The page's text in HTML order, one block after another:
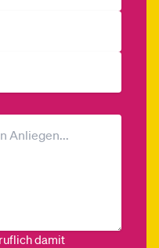
damit